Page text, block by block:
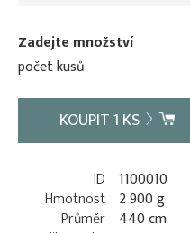
Zadejte množství
počet kusů
KOUPIT1 KS
ID 1100010
Hmotnost 2 900 g
Průměr 440 cm